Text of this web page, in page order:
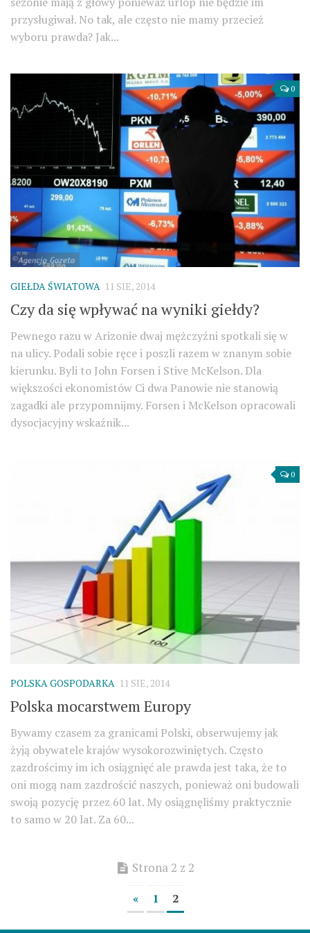
przysługiwał. No tak, ale często nie mamy przecież
wyboru prawda? Jak...
0
GIEŁDA ŚWIATOWA 11 SIE, 2014
Czy da się wpływać na wyniki giełdy?
Pewnego razu w Arizonie dwaj mężczyźni spotkali się w
na ulicy. Podali sobie ręce i poszli razem w znanym sobie
kierunku. Byli to John Forsen i Stive McKelson. Dla
większości ekonomistów Ci dwa Panowie nie stanowią
zagadki ale przypomnijmy. Forsen i McKelson opracowali
dysocjacyjny wskaźnik...
0
POLSKA GOSPODARKA 11 SIE, 2014
Polska mocarstwem Europy
Bywamy czasem za granicami Polski, obserwujemy jak
żyją obywatele krajów wysokorozwiniętych. Często
zazdrościmy im ich osiągnięć ale prawda jest taka, że to
oni mogą nam zazdrościć naszych, ponieważ oni budowali
swoją pozycję przez 60 lat. My osiągnęliśmy praktycznie
to samo w 20 lat. Za 60...
Strona 2 z 2
« 1 2